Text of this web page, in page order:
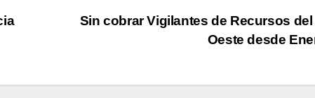
Sin cobrar Vigilantes de Recursos del
Oeste desde